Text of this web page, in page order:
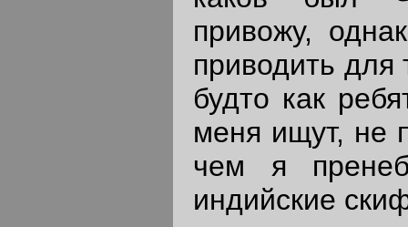
привожу,
приводить для
будто как
меня ищут, не
чем я
индийские